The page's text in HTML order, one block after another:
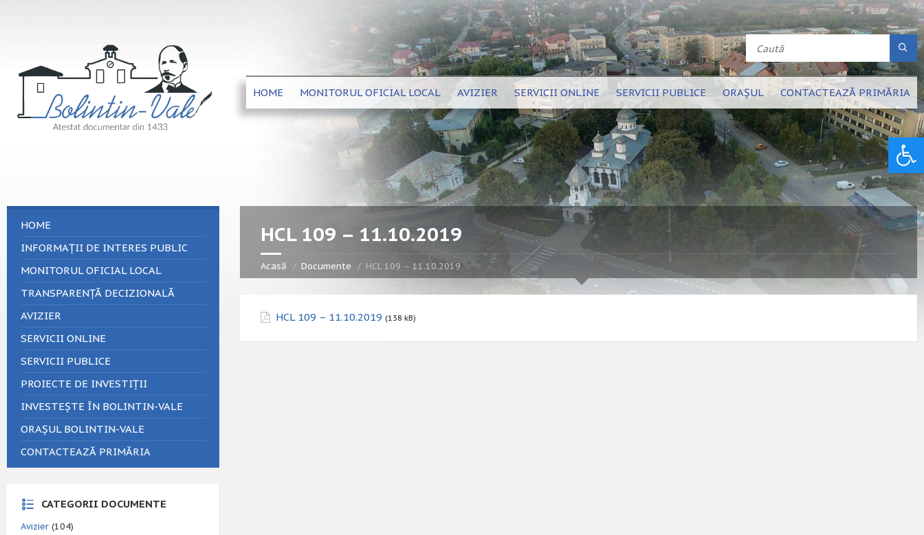
HOME MONITORUL OFICIAL LOCAL AVIZIER SERVICII ONLINE SERVICII PUBLICE ORAȘUL CONTACTEAZĂ PRIMĂRIA
HCL 109 – 11.10.2019
Acasă Documente HCL 109 – 11.10.2019
HCL 109 – 11.10.2019 (138 kB)
HOME
INFORMAȚII DE INTERES PUBLIC
MONITORUL OFICIAL LOCAL
TRANSPARENȚĂ DECIZIONALĂ
AVIZIER
SERVICII ONLINE
SERVICII PUBLICE
PROIECTE DE INVESTIȚII
INVESTEȘTE ÎN BOLINTIN-VALE
ORAȘUL BOLINTIN-VALE
CONTACTEAZĂ PRIMĂRIA
CATEGORII DOCUMENTE
Avizier (104)
Deschide bara de unelte